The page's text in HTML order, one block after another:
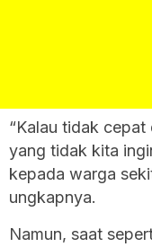
“Kalau tidak
yang tidak kita
kepada warga
ungkapnya.
Namun, saat